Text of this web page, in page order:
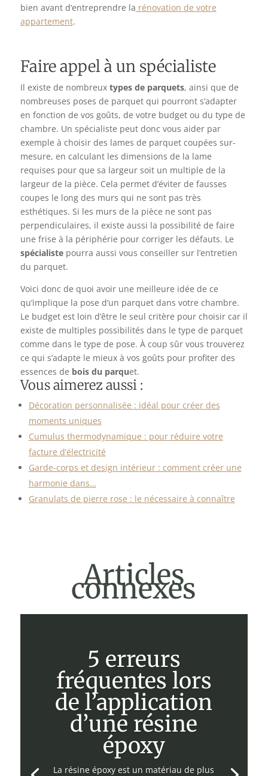
bien avant d’entreprendre la rénovation de votre
appartement.
Faire appel à un spécialiste
Il existe de nombreux types de parquets, ainsi que de
nombreuses poses de parquet qui pourront s’adapter
en fonction de vos goûts, de votre budget ou du type de
chambre. Un spécialiste peut donc vous aider par
exemple à choisir des lames de parquet coupées sur-
mesure, en calculant les dimensions de la lame
requises pour que sa largeur soit un multiple de la
largeur de la pièce. Cela permet d’éviter de fausses
coupes le long des murs qui ne sont pas très
esthétiques. Si les murs de la pièce ne sont pas
perpendiculaires, il existe aussi la possibilité de faire
une frise à la périphérie pour corriger les défauts. Le
spécialistepourra aussi vous conseiller sur l’entretien
du parquet.
Voici donc de quoi avoir une meilleure idée de ce
qu’implique la pose d’un parquet dans votre chambre.
Le budget est loin d’être le seul critère pour choisir car il
existe de multiples possibilités dans le type de parquet
comme dans le type de pose. À coup sûr vous trouverez
ce qui s’adapte le mieux à vos goûts pour profiter des
essences de bois du parquet.
Vous aimerez aussi :
Décoration personnalisée : idéal pour créer des
moments uniques
Cumulus thermodynamique : pour réduire votre
facture d’électricité
Garde-corps et design intérieur : comment créer une
harmonie dans…
Granulats de pierre rose : le nécessaire à connaître
Articles
connexes
5 erreurs
fréquentes lors
de l’application
d’une résine
époxy
La résine époxy est un matériau de plus